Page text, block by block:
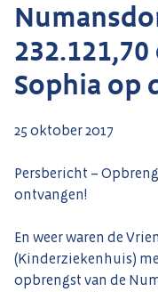
Sophia op
25 oktober 2017
Persbericht –
ontvangen!
En weer waren de
(Kinderziekenhuis)
opbrengst van de